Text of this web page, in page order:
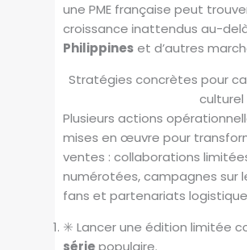
une PME française peut
croissance inattendus au-delà
Philippines et d’autres
Stratégies concrètes pour
culturel
Plusieurs actions
mises en œuvre pour
ventes : collaborations
numérotées, campagnes sur
fans et partenariats
✳️ Lancer une édition limitée
sériepopulaire.